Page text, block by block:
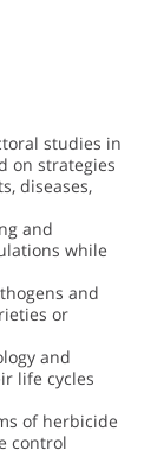
studies in
on strategies
diseases,
and
while
and
or
and
life cycles
of herbicide
control